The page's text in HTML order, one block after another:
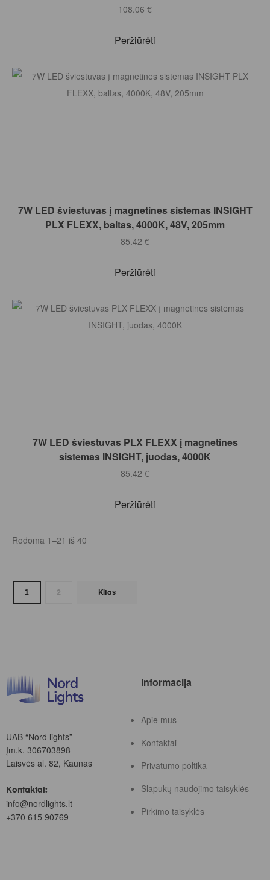
108.06 €
Peržiūrėti
Į KREPŠELĮ
7W LED šviestuvas į magnetines sistemas INSIGHT
PLX FLEXX, baltas, 4000K, 48V, 205mm
85.42 €
Peržiūrėti
Į KREPŠELĮ
7W LED šviestuvas PLX FLEXX į magnetines
sistemas INSIGHT, juodas, 4000K
85.42 €
Peržiūrėti
Rodoma 1–21 iš 40
1 2 Kitas
UAB “Nord lights”
Įm.k. 306703898
Laisvės al. 82, Kaunas
Kontaktai:
info@nordlights.lt
+370 615 90769
Informacija
Apie mus
Kontaktai
Privatumo poltika
Slapukų naudojimo taisyklės
Pirkimo taisyklės